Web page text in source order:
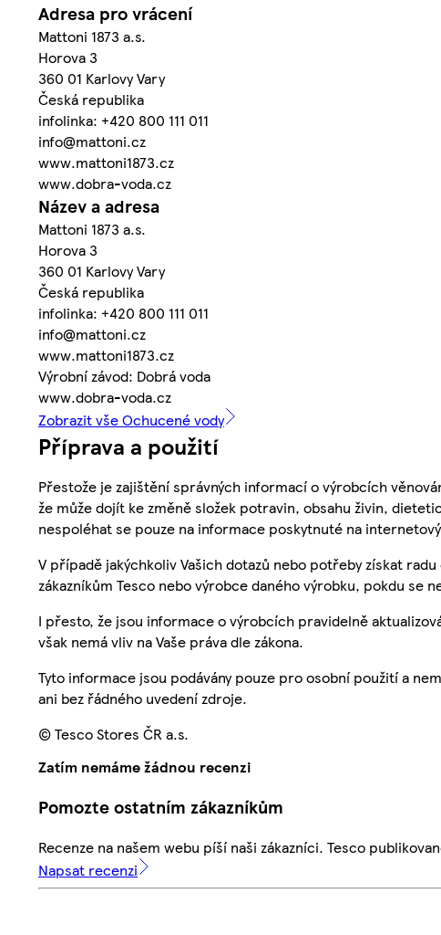
Adresa pro vrácení
Mattoni 1873 a.s.
Horova 3
360 01 Karlovy Vary
Česká republika
infolinka: +420 800 111 011
info@mattoni.cz
www.mattoni1873.cz
www.dobra-voda.cz
Název a adresa
Mattoni 1873 a.s.
Horova 3
360 01 Karlovy Vary
Česká republika
infolinka: +420 800 111 011
info@mattoni.cz
www.mattoni1873.cz
Výrobní závod: Dobrá voda
www.dobra-voda.cz
Zobrazit vše Ochucené vody
Příprava a použití
Přestože je zajištění správných informací o výrobcích
že může dojít ke změně složek potravin, obsahu živin,
nespoléhat se pouze na informace poskytnuté na
V případě jakýchkoliv Vašich dotazů nebo potřeby získat
zákazníkům Tesco nebo výrobce daného výrobku, pokdu se
I přesto, že jsou informace o výrobcích pravidelně
však nemá vliv na Vaše práva dle zákona.
Tyto informace jsou podávány pouze pro osobní použití a
ani bez řádného uvedení zdroje.
© Tesco Stores ČR a.s.
Zatím nemáme žádnou recenzi
Pomozte ostatním zákazníkům
Recenze na našem webu píší naši zákazníci. Tesco
Napsat recenzi